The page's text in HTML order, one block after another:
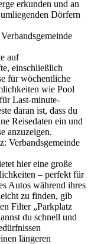
erkunden und an
Dörfern
auf
einschließlich
für wöchentliche
wie Pool
Last-minute-
daran ist, dass du
Reisedaten ein und
anzuzeigen.
Verbandsgemeinde
hier eine große
– perfekt für
Autos während ihres
zu finden, gib
Filter „Parkplatz
du schnell und
längeren